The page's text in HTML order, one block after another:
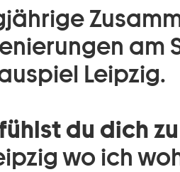
am
Leipzig.
du dich
wo ich